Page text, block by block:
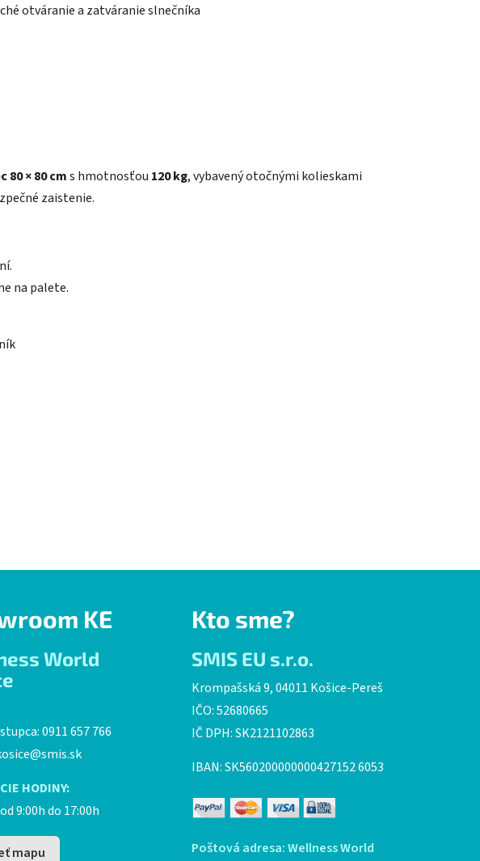
otváranie a zatváranie slnečníka
× 80 cms hmotnosťou 120 kg, vybavený otočnými kolieskami
zaistenie.
na palete.
KE
World
0911 657 766
HODINY:
9:00h do 17:00h
mapu
Kto sme?
SMIS EU s.r.o.
Krompašská 9, 04011 Košice-Pereš
IČO: 52680665
IČ DPH: SK2121102863
IBAN: SK560200000000427152 6053
Poštová adresa: Wellness World